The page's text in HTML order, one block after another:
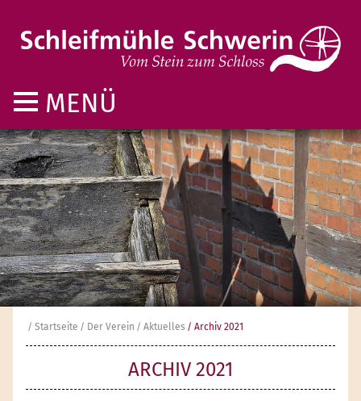
MENÜ
Startseite Der Verein Aktuelles Archiv 2021
ARCHIV 2021